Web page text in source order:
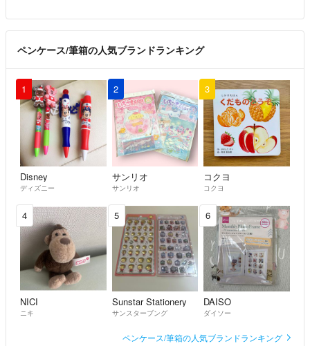
ペンケース/筆箱の人気ブランドランキング
1
Disney
ディズニー
2
サンリオ
サンリオ
3
コクヨ
コクヨ
4
NICI
ニキ
5
Sunstar Stationery
サンスターブング
6
DAISO
ダイソー
ペンケース/筆箱の人気ブランドランキング